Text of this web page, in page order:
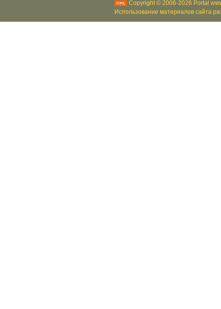
Copyright © 2006-2026 Portal
Использование материалов сайта